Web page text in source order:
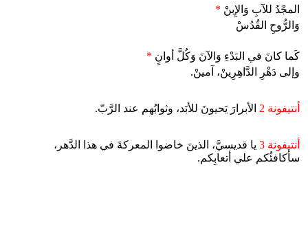
المجْدُ للآبِ وَالإِبنْ *
وَالرُّوحِ القُدُسْ
كَما كانَ في البَدْءِ وَالآنَ وَكُلَّ أوانٍ *
وإلى دَهْرِ الدَّاهِرِينْ، آمينْ.
أنتيفونة 2 الأبرارَ يَحيونَ للأبَد، وثوابُهم عند الرَّبّ.
أنتيفونة 3
يا قديسيَّ، الذينَ خاضوا المعركةَ في هذا الدَّهر،
سأكافئُكم علي أتعابِكم.